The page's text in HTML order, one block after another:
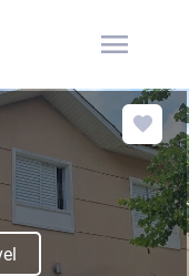
menu